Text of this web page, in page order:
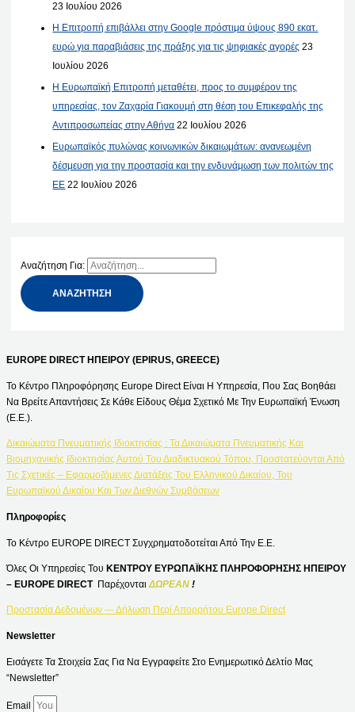
23 Ιουλίου 2026
Η Επιτροπή επιβάλλει στην Google πρόστιμα ύψους 890 εκατ.
ευρώ για παραβιάσεις της πράξης για τις ψηφιακές αγορές 23
Ιουλίου 2026
Η Ευρωπαϊκή Επιτροπή μεταθέτει, προς το συμφέρον της
υπηρεσίας, τον Ζαχαρία Γιακουμή στη θέση του Επικεφαλής της
Αντιπροσωπείας στην Αθήνα 22 Ιουλίου 2026
Ευρωπαϊκός πυλώνας κοινωνικών δικαιωμάτων: ανανεωμένη
δέσμευση για την προστασία και την ενδυνάμωση των πολιτών της
ΕΕ 22 Ιουλίου 2026
Αναζήτηση Για:
EUROPE DIRECT ΗΠΕΙΡΟΥ (EPIRUS, GREECE)
Το Κέντρο Πληροφόρησης Europe Direct Είναι Η Υπηρεσία, Που Σας Βοηθάει
Να Βρείτε Απαντήσεις Σε Κάθε Είδους Θέμα Σχετικό Με Την Ευρωπαϊκή Ένωση
(Ε.Ε.).
Δικαιώματα Πνευματικής Ιδιοκτησίας : Τα Δικαιώματα Πνευματικής Και
Βιομηχανικής Ιδιοκτησίας Αυτού Του Διαδικτυακού Τόπου, Προστατεύονται Από
Τις Σχετικές – Εφαρμοζόμενες Διατάξεις Του Ελληνικού Δικαίου, Του
Ευρωπαϊκού Δικαίου Και Των Διεθνών Συμβάσεων
Πληροφορίες
Το Κέντρο EUROPE DIRECT Συγχρηματοδοτείται Από Την Ε.Ε.
Όλες Οι Υπηρεσίες Του ΚΕΝΤΡΟΥ ΕΥΡΩΠΑΪΚΗΣ ΠΛΗΡΟΦΟΡΗΣΗΣ ΗΠΕΙΡΟΥ
– EUROPE DIRECT Παρέχονται ΔΩΡΕΑΝ !
Προστασία Δεδομένων — Δήλωση Περί Απορρήτου Europe Direct
Newsletter
Εισάγετε Τα Στοιχεία Σας Για Να Εγγραφείτε Στο Ενημερωτικό Δελτίο Μας
“Newsletter”
Email